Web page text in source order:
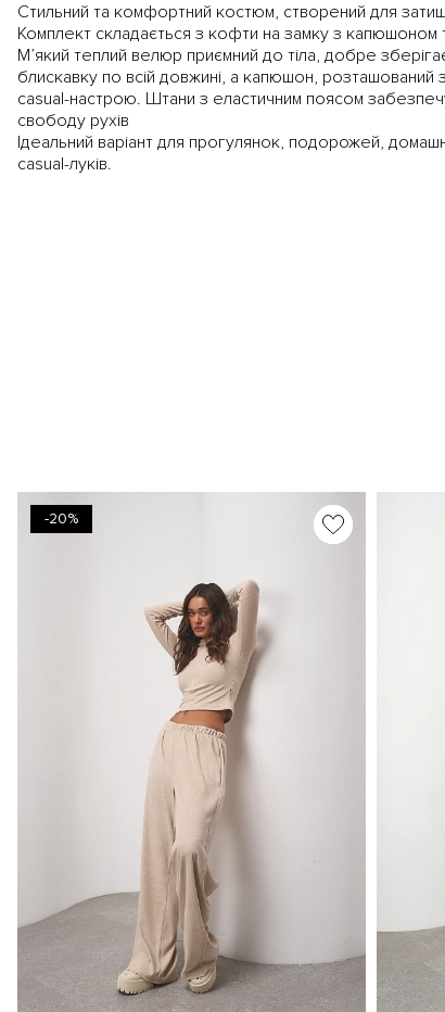
Стильний та комфортний костюм, створений для
Комплект складається з кофти на замку з капюшоном
М’який теплий велюр приємний до тіла, добре
блискавку по всій довжині, а капюшон, розташований
casual-настрою. Штани з еластичним поясом
свободу рухів
Ідеальний варіант для прогулянок, подорожей,
casual-луків.
-20%